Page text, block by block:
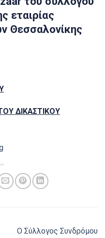
εταιρίας
Θεσσαλονίκης
ΔΙΚΑΣΤΙΚΟΥ
Ο Σύλλογος Συνδρόμου